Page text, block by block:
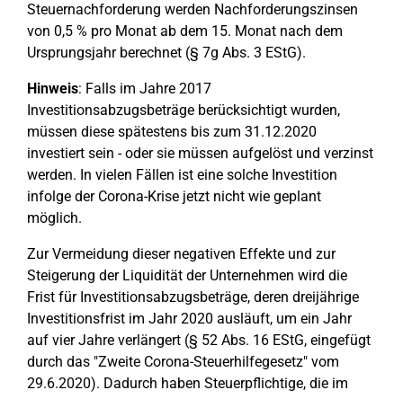
Steuernachforderung werden Nachforderungszinsen
von 0,5 % pro Monat ab dem 15. Monat nach dem
Ursprungsjahr berechnet (§ 7g Abs. 3 EStG).
Hinweis: Falls im Jahre 2017
Investitionsabzugsbeträge berücksichtigt wurden,
müssen diese spätestens bis zum 31.12.2020
investiert sein - oder sie müssen aufgelöst und verzinst
werden. In vielen Fällen ist eine solche Investition
infolge der Corona-Krise jetzt nicht wie geplant
möglich.
Zur Vermeidung dieser negativen Effekte und zur
Steigerung der Liquidität der Unternehmen wird die
Frist für Investitionsabzugsbeträge, deren dreijährige
Investitionsfrist im Jahr 2020 ausläuft, um ein Jahr
auf vier Jahre verlängert (§ 52 Abs. 16 EStG, eingefügt
durch das "Zweite Corona-Steuerhilfegesetz" vom
29.6.2020). Dadurch haben Steuerpflichtige, die im